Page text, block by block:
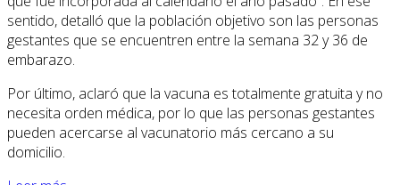
sentido, detalló que la población objetivo son las personas
gestantes que se encuentren entre la semana 32 y 36 de
embarazo.
Por último, aclaró que la vacuna es totalmente gratuita y no
necesita orden médica, por lo que las personas gestantes
pueden acercarse al vacunatorio más cercano a su
domicilio.